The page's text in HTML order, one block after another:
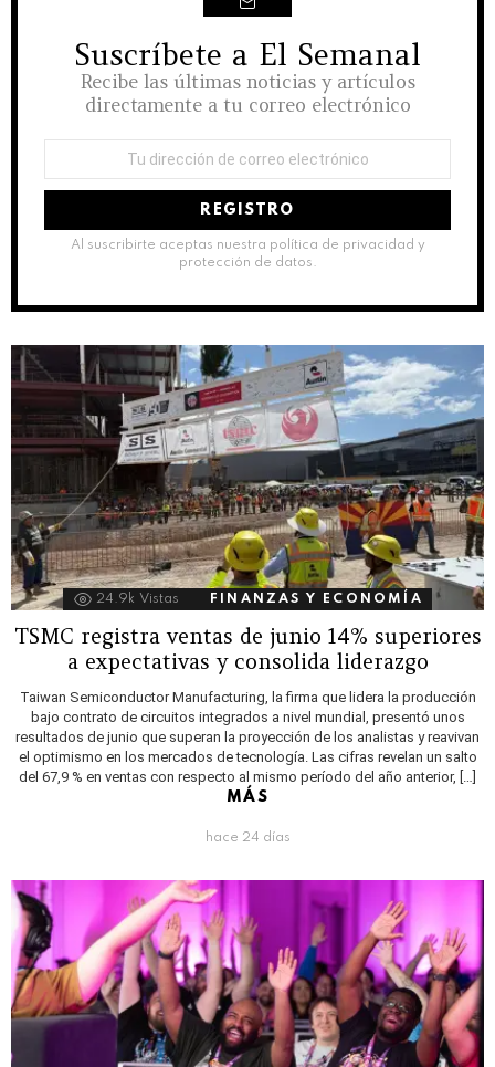
NEWSLETTER
Suscríbete a El Semanal
Recibe las últimas noticias y artículos
directamente a tu correo electrónico
correo
Al suscribirte aceptas nuestra política de privacidad y
protección de datos.
24.9k Vistas FINANZAS Y ECONOMÍA
TSMC registra ventas de junio 14% superiores
a expectativas y consolida liderazgo
Taiwan Semiconductor Manufacturing, la firma que lidera la producción
bajo contrato de circuitos integrados a nivel mundial, presentó unos
resultados de junio que superan la proyección de los analistas y reavivan
el optimismo en los mercados de tecnología. Las cifras revelan un salto
del 67,9 % en ventas con respecto al mismo período del año anterior, […]
MÁS
hace 24 días